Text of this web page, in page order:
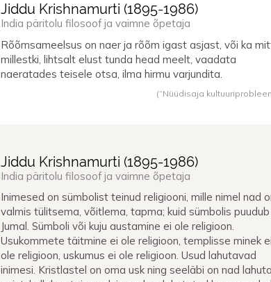
Jiddu Krishnamurti (1895-1986)
India päritolu filosoof ja vaimne õpetaja
Rõõmsameelsus on naer ja rõõm igast asjast, või ka
millestki, lihtsalt elust tunda head meelt, vaadata
naeratades teisele otsa, ilma hirmu varjundita.
(“Nüüdisaja
Jiddu Krishnamurti (1895-1986)
India päritolu filosoof ja vaimne õpetaja
Inimesed on sümbolist teinud religiooni, mille nimel nad
valmis tülitsema, võitlema, tapma; kuid sümbolis puudub
Jumal. Sümboli või kuju austamine ei ole religioon.
Usukommete täitmine ei ole religioon, templisse minek ei
ole religioon, uskumus ei ole religioon. Usud lahutavad
inimesi. Kristlastel on oma usk ning seeläbi on nad